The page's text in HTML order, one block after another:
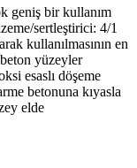
geniş bir kullanım
sertleştirici: 4/1
kullanılmasının en
yüzeyler
esaslı döşeme
betonuna kıyasla
elde